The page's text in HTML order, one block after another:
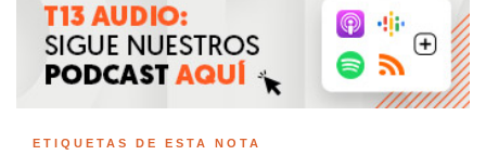
ETIQUETAS DE ESTA NOTA